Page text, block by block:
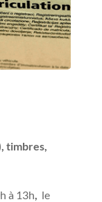
timbres,
à 13h
le